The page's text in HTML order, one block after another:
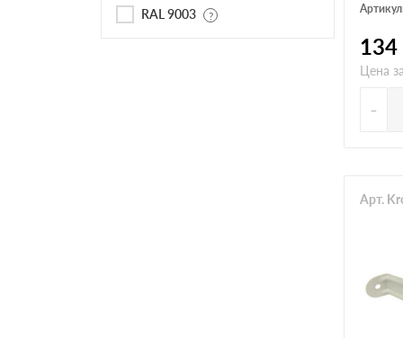
RAL 9003
134
Цена
-
Арт.